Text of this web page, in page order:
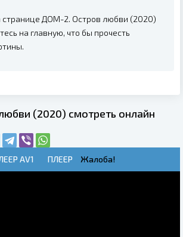
странице ДОМ-2. Остров любви (2020)
на главную, что бы прочесть
(2020) смотреть онлайн
AV1 ПЛЕЕР Жалоба!